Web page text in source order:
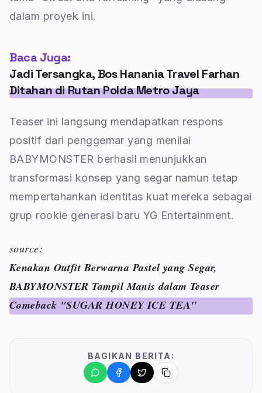
dalam proyek ini.
Baca Juga:
Jadi Tersangka, Bos Hanania Travel Farhan
Ditahan di Rutan Polda Metro Jaya
Teaser ini langsung mendapatkan respons
positif dari penggemar yang menilai
BABYMONSTER berhasil menunjukkan
transformasi konsep yang segar namun tetap
mempertahankan identitas kuat mereka sebagai
grup rookie generasi baru YG Entertainment.
source:
Kenakan Outfit Berwarna Pastel yang Segar,
BABYMONSTER Tampil Manis dalam Teaser
Comeback "SUGAR HONEY ICE TEA"
BAGIKAN BERITA: